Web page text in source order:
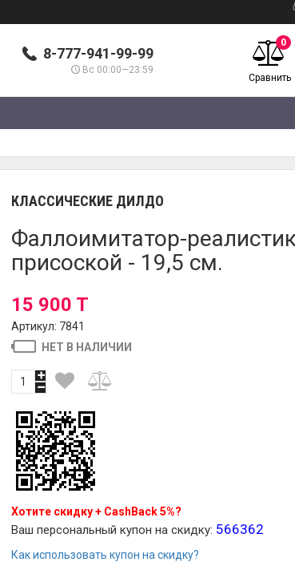
8-777-941-99-99
Вс 00:00—23:59
0
Сравнить
КЛАССИЧЕСКИЕ ДИЛДО
Фаллоимитатор-
присоской - 19,5 см.
15 900 T
Артикул: 7841
НЕТ В НАЛИЧИИ
Хотите скидку + CashBack 5%?
Ваш персональный купон на скидку: 566362
Как использовать купон на скидку?